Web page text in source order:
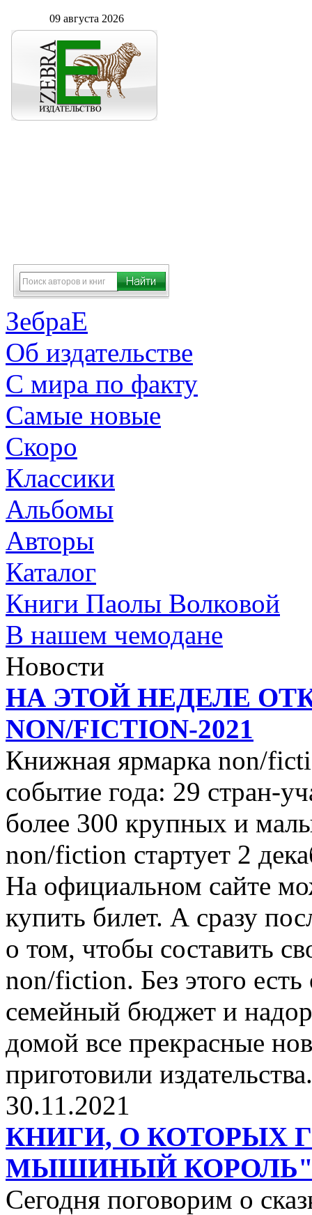
09 августа 2026
ЗебраЕ
Об издательстве
С мира по факту
Самые новые
Скоро
Классики
Альбомы
Авторы
Каталог
Книги Паолы Волковой
В нашем чемодане
Новости
НА ЭТОЙ НЕДЕЛЕ
NON/FICTION-2021
Книжная ярмарка non/
событие года: 29 стран-
более 300 крупных и
non/fiction стартует 2
На официальном сайте
купить билет. А сразу
о том, чтобы составить
non/fiction. Без этого есть
семейный бюджет и
домой все прекрасные
приготовили издательства.
30.11.2021
КНИГИ, О КОТОРЫХ
МЫШИНЫЙ
Сегодня поговорим о